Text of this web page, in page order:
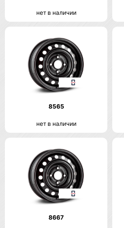
нет в наличии
8565
нет в наличии
8667